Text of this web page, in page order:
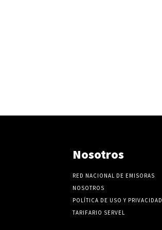
Nosotros
RED NACIONAL DE EMISORAS
NOSOTROS
POLÍTICA DE USO Y PRIVACIDAD
TARIFARIO SERVEL